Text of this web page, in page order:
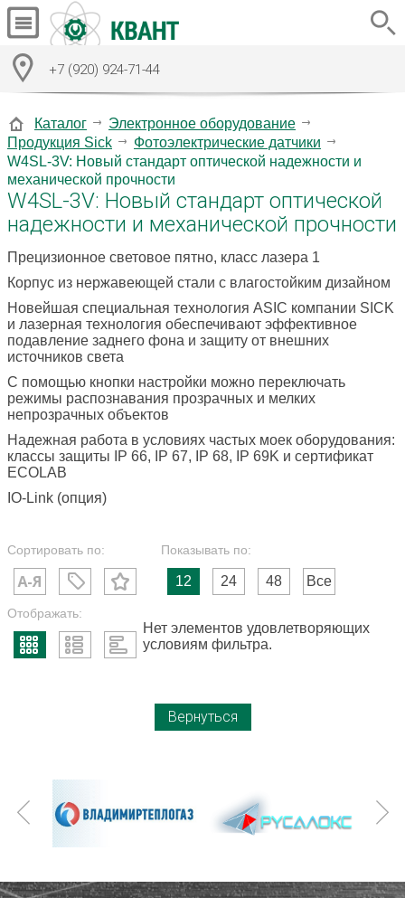
+7 (920) 924-71-44
Каталог
Электронное оборудование
Продукция Sick
Фотоэлектрические датчики
W4SL-3V: Новый стандарт оптической надежности и
механической прочности
W4SL-3V: Новый стандарт оптической
надежности и механической прочности
Прецизионное световое пятно, класс лазера 1
Корпус из нержавеющей стали с влагостойким дизайном
Новейшая специальная технология ASIC компании SICK
и лазерная технология обеспечивают эффективное
подавление заднего фона и защиту от внешних
источников света
С помощью кнопки настройки можно переключать
режимы распознавания прозрачных и мелких
непрозрачных объектов
Надежная работа в условиях частых моек оборудования:
классы защиты IP 66, IP 67, IP 68, IP 69K и сертификат
ECOLAB
IO-Link (опция)
Сортировать по: Показывать по:
12 24 48 Все
Отображать:
Нет элементов удовлетворяющих
условиям фильтра.
Вернуться